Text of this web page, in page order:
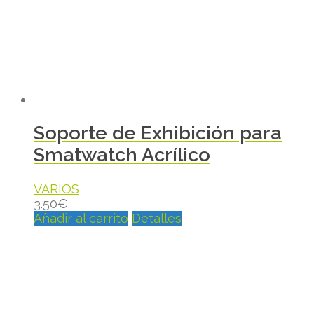
Soporte de Exhibición para
Smatwatch Acrílico
VARIOS
3.50€
Añadir al carrito Detalles